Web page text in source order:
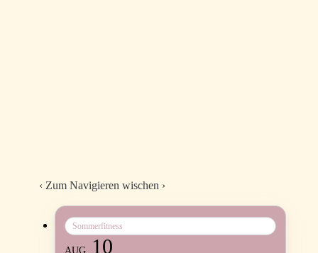
Sommerfitness
AUG. 10
‹ Zum Navigieren wischen ›